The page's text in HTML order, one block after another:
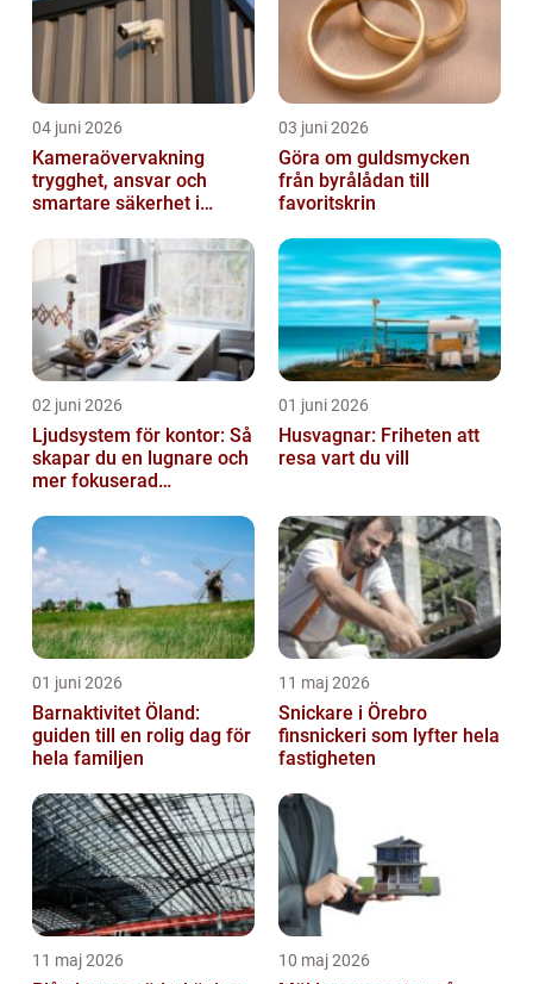
04 juni 2026
Kameraövervakning
trygghet, ansvar och
smartare säkerhet i
03 juni 2026
Göra om guldsmycken
från byrålådan till
favoritskrin
02 juni 2026
Ljudsystem för kontor: Så
skapar du en lugnare och
mer fokuserad
01 juni 2026
Husvagnar: Friheten att
resa vart du vill
01 juni 2026
Barnaktivitet Öland:
guiden till en rolig dag för
hela familjen
11 maj 2026
Snickare i Örebro
finsnickeri som lyfter hela
fastigheten
11 maj 2026 10 maj 2026